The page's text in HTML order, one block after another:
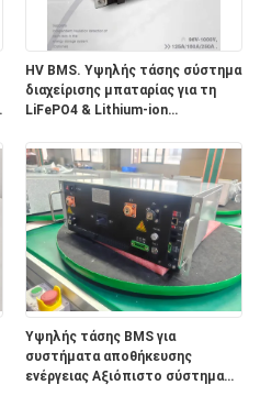
HV BMS. Υψηλής τάσης σύστημα
διαχείρισης μπαταρίας για τη
LiFePO4 & Lithium-ion
Υψηλής τάσης BMS για
συστήματα αποθήκευσης
ενέργειας Αξιόπιστο σύστημα